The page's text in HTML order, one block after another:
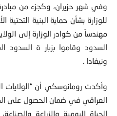
وفي شهر حزيران، وكجزء من
مهندساً من كوادر الوزارة إلى
السدود وقاموا بزيار ة السدود
ونيفادا .
وأكدت رومانوسكي أن “الولايات
العراقي في ضمان الحصول على
الحياة اليومية والزراعة